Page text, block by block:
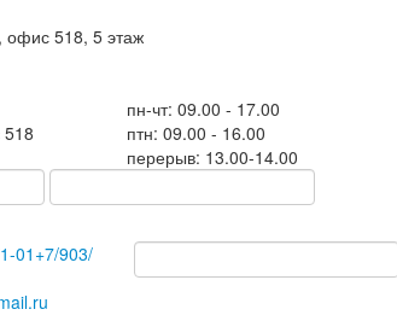
офис 518, 5 этаж
пн-чт: 09.00 - 17.00
птн: 09.00 - 16.00
перерыв: 13.00-14.00
01+7/903/